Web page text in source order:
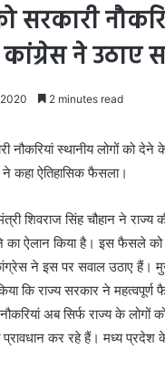
सरकारी
ने उठाए
2 minutes read
नौकरियां स्थानीय लोगों को
कहा ऐतिहासिक फैसला।
शिवराज सिंह चौहान ने राज्य
का ऐलान किया है। इस फैसले को
ने इस पर सवाल उठाए हैं।
कि राज्य सरकार ने महत्वपूर्ण
अब सिर्फ राज्य के लोगों
कर रहे हैं। मध्य प्रदेश